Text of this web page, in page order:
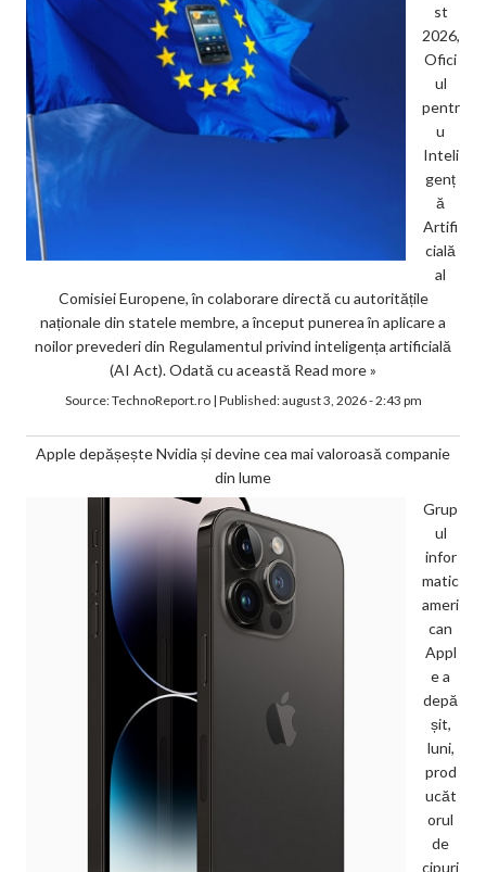
st
2026,
Ofici
ul
pentr
u
Inteli
genț
ă
Artifi
cială
al
Comisiei Europene, în colaborare directă cu autoritățile
naționale din statele membre, a început punerea în aplicare a
noilor prevederi din Regulamentul privind inteligența artificială
(AI Act). Odată cu această Read more »
Source:TechnoReport.ro| Published:august 3, 2026 - 2:43 pm
Apple depășește Nvidia și devine cea mai valoroasă companie
din lume
Grup
ul
infor
matic
ameri
can
Appl
e a
depă
șit,
luni,
prod
ucăt
orul
de
cipuri